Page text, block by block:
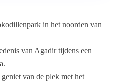
in het noorden van
van Agadir tijdens een
van de plek met het